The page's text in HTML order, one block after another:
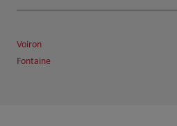
Voiron
Fontaine